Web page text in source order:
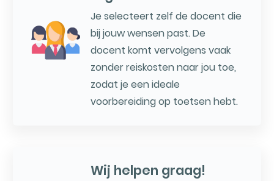
Je selecteert zelf de docent die
bij jouw wensen past. De
docent komt vervolgens vaak
zonder reiskosten naar jou toe,
zodat je een ideale
voorbereiding op toetsen hebt.
Wij helpen graag!